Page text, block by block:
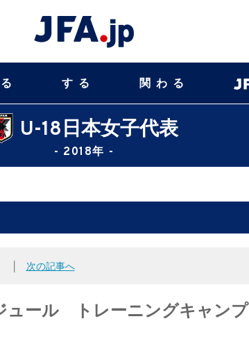
する 関わる
U-18日本女子代表
- 2018年 -
次の記事へ
ュール トレーニングキャンプ